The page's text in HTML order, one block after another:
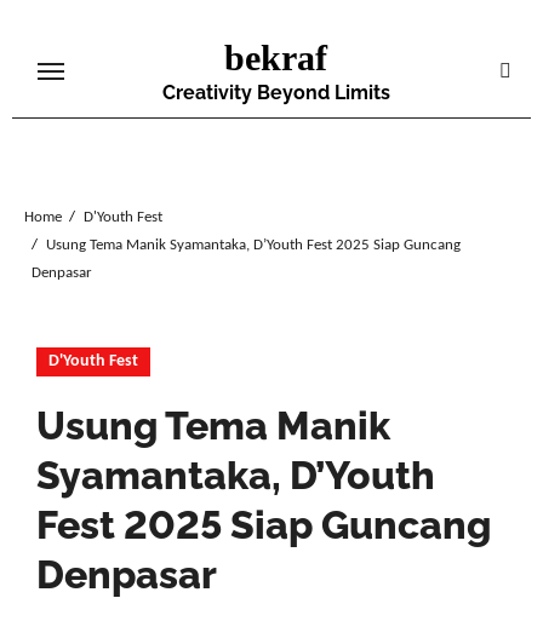
content
bekraf
Creativity Beyond Limits
Home
D'Youth Fest
Usung Tema Manik Syamantaka, D’Youth Fest 2025 Siap Guncang
Denpasar
D'Youth Fest
Usung Tema Manik
Syamantaka, D’Youth
Fest 2025 Siap Guncang
Denpasar